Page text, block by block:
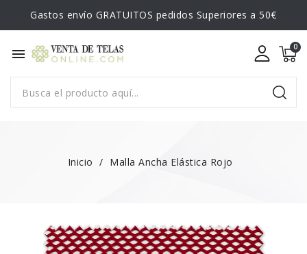
Gastos envío GRATUITOS pedidos Superiores a 50€
menu
Inicio Malla Ancha Elástica Rojo